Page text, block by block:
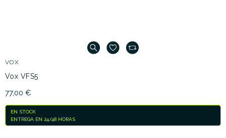
VOX
Vox VFS5
77,00 €
EN STOCK
ENTREGA EN 24/48 HORAS